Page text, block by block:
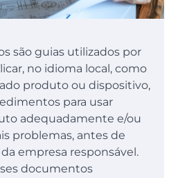
são guias utilizados por
no idioma local, como
produto ou dispositivo,
para usar
adequadamente e/ou
problemas, antes de
empresa responsável.
documentos